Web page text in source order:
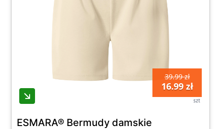
39.99 zł
16.99 zł
szt
ESMARA® Bermudy damskie